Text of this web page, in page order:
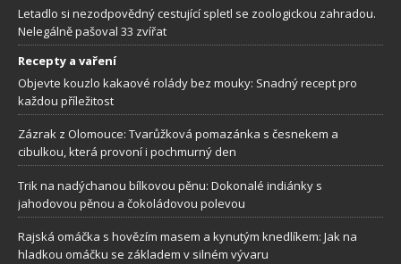
Letadlo si nezodpovědný cestující spletl se zoologickou zahradou.
Nelegálně pašoval 33 zvířat
Recepty a vaření
Objevte kouzlo kakaové rolády bez mouky: Snadný recept pro
každou příležitost
Zázrak z Olomouce: Tvarůžková pomazánka s česnekem a
cibulkou, která provoní i pochmurný den
Trik na nadýchanou bílkovou pěnu: Dokonalé indiánky s
jahodovou pěnou a čokoládovou polevou
Rajská omáčka s hovězím masem a kynutým knedlíkem: Jak na
hladkou omáčku se základem v silném vývaru